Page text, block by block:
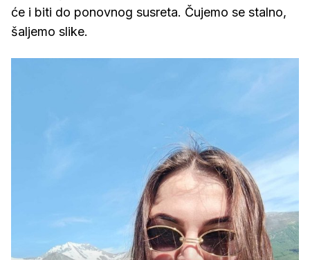
će i biti do ponovnog susreta. Čujemo se stalno,
šaljemo slike.